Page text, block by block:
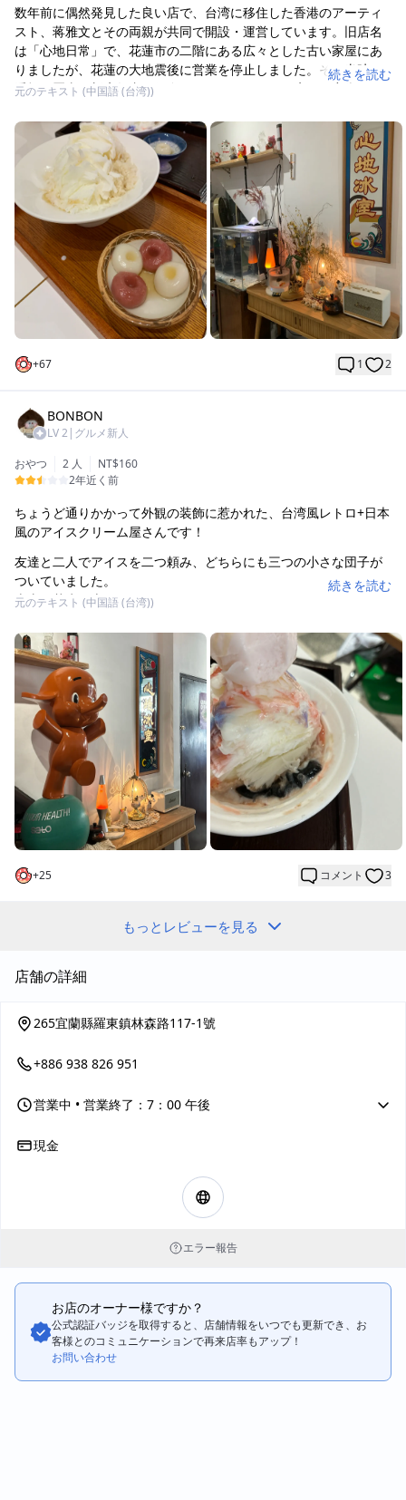
数年前に偶然発見した良い店で、台湾に移住した香港のアーティ
スト、蒋雅文とその両親が共同で開設・運営しています。旧店名
は「心地日常」で、花蓮市の二階にある広々とした古い家屋にあ
りましたが、花蓮の大地震後に営業を停止しました。その当時の
看板は羅東の新店舗内に保存されています。この店は住宅街に位
ています。
続きを読む
元のテキスト (中国語 (台湾))
+67 1 2
BONBON
LV2 | グルメ新人
おやつ
2 人
NT$160
2年近く前
ちょうど通りかかって外観の装飾に惹かれた、台湾風レトロ+日本
風のアイスクリーム屋さんです！
友達と二人でアイスを二つ頼み、どちらにも三つの小さな団子が
ついていました。
火山雪花氷の上にはライチアイスクリーム+バタフライピー、スト
ボリュームはたっぷりですが、かなり甘くて、半分食べるともう
飽きてしまいました（下には仙草があります）。
お酒の味はしっかりしていますが、友達は少し強すぎると感じて
いました。
雪花氷はミルクの味がとても強くて、美味しいミルクアイスで
す。
新しくオープンしたばかりのせいか、いくつか残念な点がありま
した。例えば、練乳を別に頼むことができず、水の提供もありま
せんでした。また、その日は撮影が行われていて（たぶん「食尚
玩家」）、店側から他のお客さんにまったく告知されていなかっ
たため、カメラが向けられているのにずっと撮影をしていまし
まれて、身動きが取れない状態でした。トイレに行こうと思った
続きを読む
元のテキスト (中国語 (台湾))
+25 コメント 3
もっとレビューを見る
店舗の詳細
265宜蘭縣羅東鎮林森路117-1號
+886 938 826 951
営業中 • 営業終了：7：00 午後
現金
エラー報告
お店のオーナー様ですか？
公式認証バッジを取得すると、店舗情報をいつでも更新でき、お
客様とのコミュニケーションで再来店率もアップ！
お問い合わせ